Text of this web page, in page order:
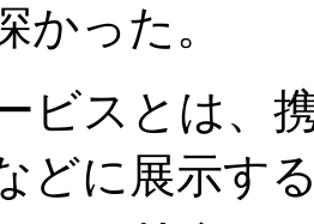
かった。
ビスとは、
どに展示す